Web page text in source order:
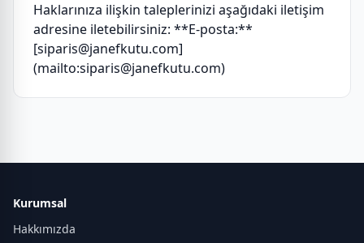
Haklarınıza ilişkin taleplerinizi aşağıdaki iletişim
adresine iletebilirsiniz: **E-posta:**
[siparis@janefkutu.com]
(mailto:siparis@janefkutu.com)
Kurumsal
Hakkımızda